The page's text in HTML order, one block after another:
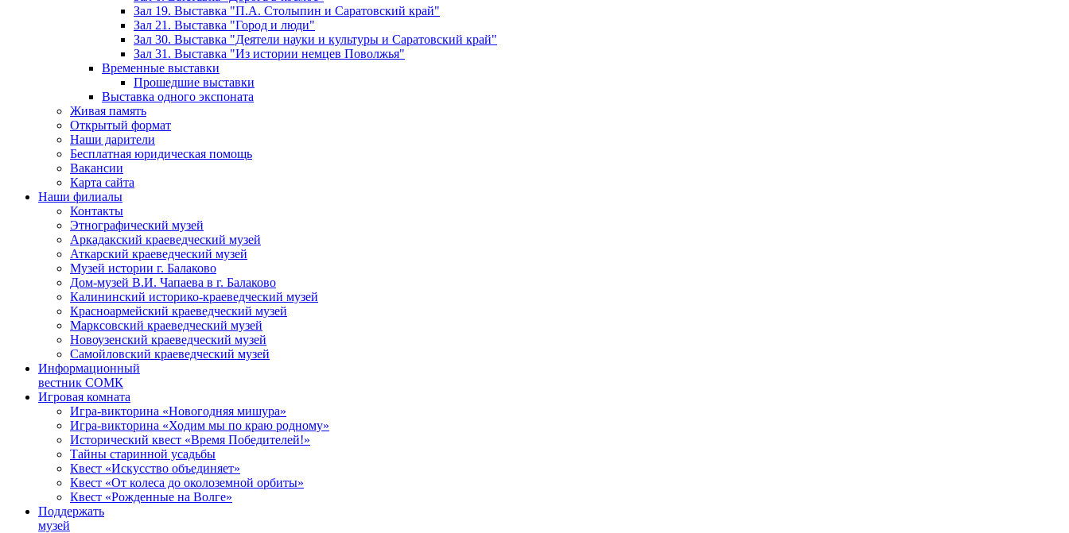
Зал 19. Выставка "П.А. Столыпин и Саратовский край"
Зал 21. Выставка "Город и люди"
Зал 30. Выставка "Деятели науки и культуры и Саратовский край"
Зал 31. Выставка "Из истории немцев Поволжья"
Временные выставки
Прошедшие выставки
Выставка одного экспоната
Живая память
Открытый формат
Наши дарители
Бесплатная юридическая помощь
Вакансии
Карта сайта
Наши филиалы
Контакты
Этнографический музей
Аркадакский краеведческий музей
Аткарский краеведческий музей
Музей истории г. Балаково
Дом-музей В.И. Чапаева в г. Балаково
Калининский историко-краеведческий музей
Красноармейский краеведческий музей
Марксовский краеведческий музей
Новоузенский краеведческий музей
Самойловский краеведческий музей
Информационный
вестник СОМК
Игровая комната
Игра-викторина «Новогодняя мишура»
Игра-викторина «Ходим мы по краю родному»
Исторический квест «Время Победителей!»
Тайны старинной усадьбы
Квест «Искусство объединяет»
Квест «От колеса до околоземной орбиты»
Квест «Рожденные на Волге»
Поддержать
музей